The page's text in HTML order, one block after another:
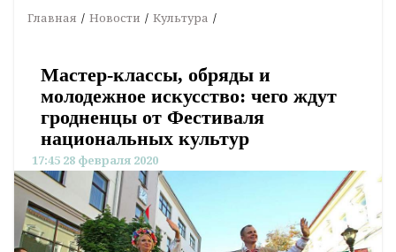
Главная Новости Культура
Мастер-классы, обряды и
молодежное искусство: чего ждут
гродненцы от Фестиваля
национальных культур
17:45 28 февраля 2020